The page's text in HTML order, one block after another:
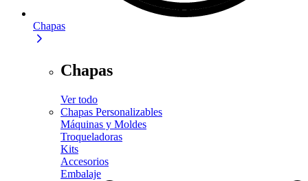
Chapas
Chapas
Ver todo
Chapas Personalizables
Máquinas y Moldes
Troqueladoras
Kits
Accesorios
Embalaje